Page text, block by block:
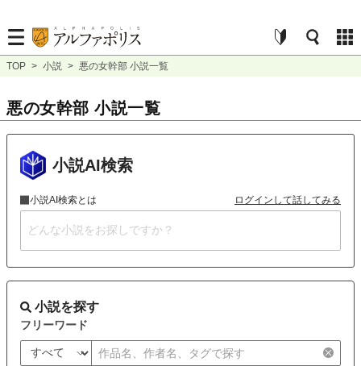
TOP > 小説 > 悪の女幹部 小説一覧
悪の女幹部 小説一覧
小説AI検索
小説AI検索とは ログインして話してみる
小説を探す
フリーワード